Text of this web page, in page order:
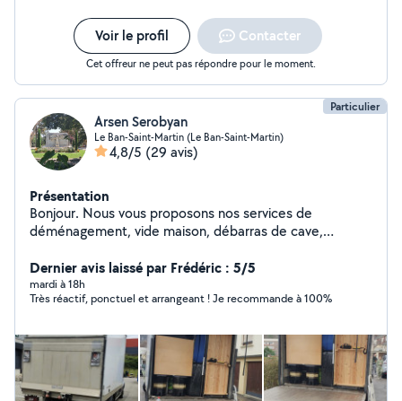
Voir le profil Contacter
Cet offreur ne peut pas répondre pour le moment.
Particulier
Arsen Serobyan
Le Ban-Saint-Martin (Le Ban-Saint-Martin)
4,8/5 (29 avis)
Présentation
Bonjour. Nous vous proposons nos services de
déménagement, vide maison, débarras de cave,
Services haute qualité Prix. Sans surprise caché Pour
plus d'informations pouvez-vous m'appeler Zéro7# 50#
22# 04# 23 Merci
Dernier avis laissé par Frédéric : 5/5
mardi à 18h
Très réactif, ponctuel et arrangeant ! Je recommande à 100%